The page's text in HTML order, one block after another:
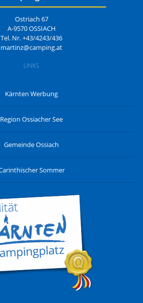
Ostriach 67
A-9570 OSSIACH
Tel. Nr.+43/4243/436
martinz@camping.at
LINKS
Kärnten Werbung
Region Ossiacher See
Gemeinde Ossiach
Sommer